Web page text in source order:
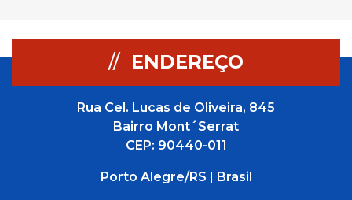
// ENDEREÇO
Rua Cel. Lucas de Oliveira, 845
Bairro Mont´Serrat
CEP: 90440-011
Porto Alegre/RS | Brasil